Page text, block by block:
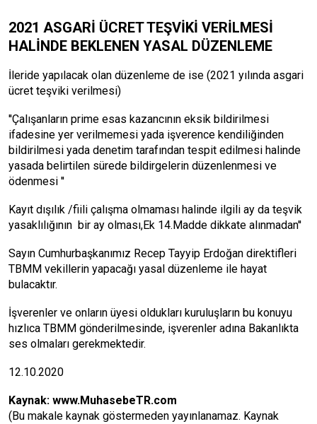
2021 ASGARİ ÜCRET TEŞVİKİ VERİLMESİ
HALİNDE BEKLENEN YASAL DÜZENLEME
İleride yapılacak olan düzenleme de ise (2021 yılında asgari
ücret teşviki verilmesi)
''Çalışanların prime esas kazancının eksik bildirilmesi
ifadesine yer verilmemesi yada işverence kendiliğinden
bildirilmesi yada denetim tarafından tespit edilmesi halinde
yasada belirtilen sürede bildirgelerin düzenlenmesi ve
ödenmesi ''
Kayıt dışılık /fiili çalışma olmaması halinde ilgili ay da teşvik
yasaklılığının bir ay olması,Ek 14.Madde dikkate alınmadan''
Sayın Cumhurbaşkanımız Recep Tayyip Erdoğan direktifleri
TBMM vekillerin yapacağı yasal düzenleme ile hayat
bulacaktır.
İşverenler ve onların üyesi oldukları kuruluşların bu konuyu
hızlıca TBMM gönderilmesinde, işverenler adına Bakanlıkta
ses olmaları gerekmektedir.
12.10.2020
Kaynak: www.MuhasebeTR.com
(Bu makale kaynak göstermeden yayınlanamaz. Kaynak